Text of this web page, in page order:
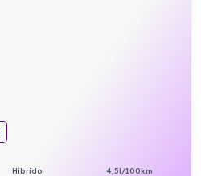
Híbrido 4,5l/100km